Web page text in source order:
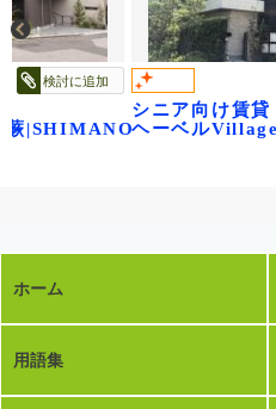
～
検討に追加
蕨|SHIMANO
シニア向け賃貸
ヘーベル
ホーム
用語集